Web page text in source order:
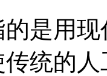
的是用
统的